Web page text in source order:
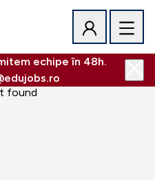
echipe în 48h.
found